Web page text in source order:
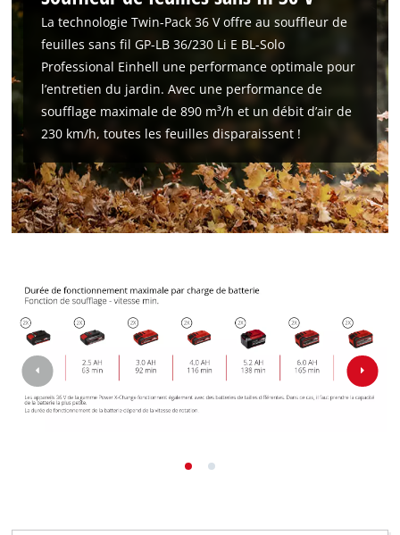
La technologie Twin-Pack 36 V offre au souffleur de
feuilles sans fil GP-LB 36/230 Li E BL-Solo
Professional Einhell une performance optimale pour
l’entretien du jardin. Avec une performance de
soufflage maximale de 890 m³/h et un débit d’air de
230 km/h, toutes les feuilles disparaissent !